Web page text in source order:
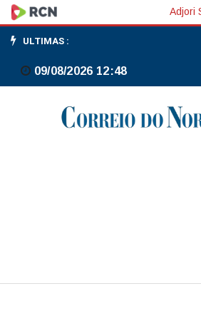
Vendas
no
varejo
cresceram
Adjori
ULTIMAS :
09/08/2026 12:48